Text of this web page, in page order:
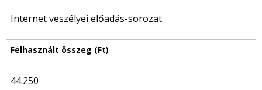
Internet veszélyei előadás-sorozat
44.250